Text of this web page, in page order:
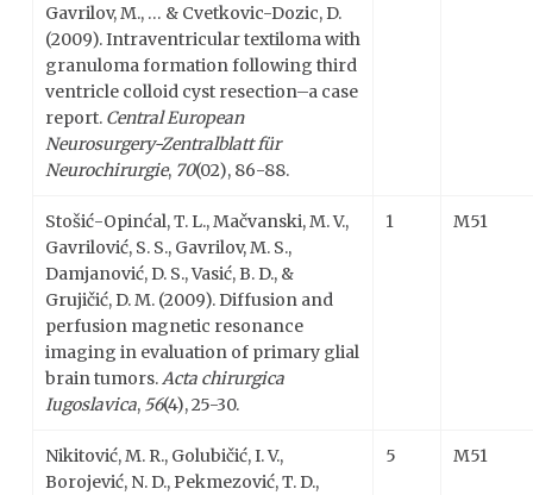
Gavrilov, M., … & Cvetkovic-Dozic, D.
(2009). Intraventricular textiloma with
granuloma formation following third
ventricle colloid cyst resection–a case
report. Central European
Neurosurgery-Zentralblatt für
Neurochirurgie, 70(02), 86-88.
Stošić-Opinćal, T. L., Mačvanski, M. V.,
Gavrilović, S. S., Gavrilov, M. S.,
Damjanović, D. S., Vasić, B. D., &
Grujičić, D. M. (2009). Diffusion and
perfusion magnetic resonance
imaging in evaluation of primary glial
brain tumors.Acta chirurgica
Iugoslavica, 56(4), 25-30.
1 M51
Nikitović, M. R., Golubičić, I. V.,
Borojević, N. D., Pekmezović, T. D.,
5 M51